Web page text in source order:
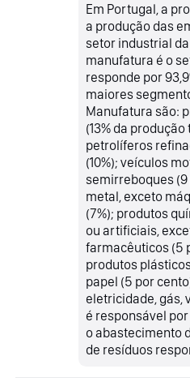
Em Portugal, a
a produção das
setor industrial
manufatura é o
responde por
maiores
Manufatura são:
(13% da
petrolíferos
(10%); veículos
semirreboques
metal, exceto
(7%); produtos
ou artificiais,
farmacêuticos (5
produtos
papel (5 por
eletricidade, gás,
é responsável
o abastecimento
de resíduos